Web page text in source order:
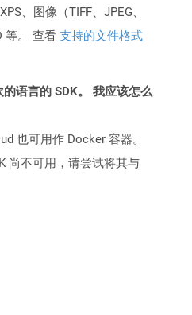
、图像（TIFF、JPEG、
等。 查看 支持的文件格式
语言的 SDK。 我应该怎么
也可用作 Docker 容器。
尚不可用，请尝试将其与